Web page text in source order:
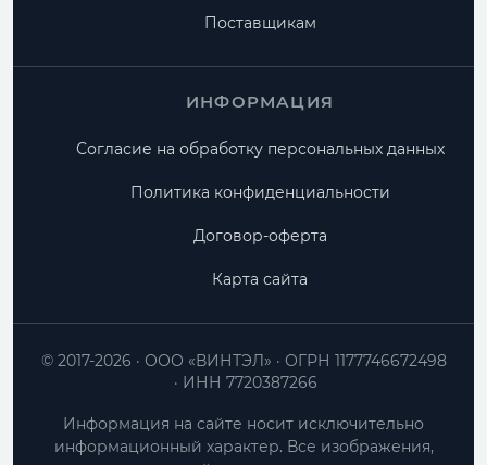
Поставщикам
ИНФОРМАЦИЯ
Согласие на обработку персональных данных
Политика конфиденциальности
Договор-оферта
Карта сайта
ООО «ВИНТЭЛ»
ОГРН 1177746672498
ИНН 7720387266
© 2017-2026
Информация на сайте носит исключительно
информационный характер. Все изображения,